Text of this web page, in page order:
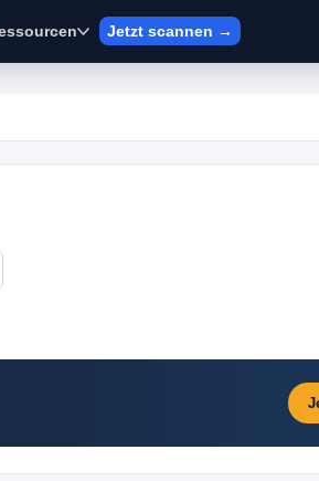
Jetzt scannen →